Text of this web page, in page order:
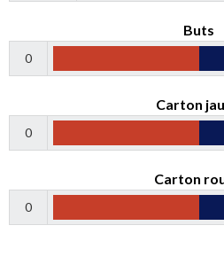
Buts
0
Carton
0
Carton
0